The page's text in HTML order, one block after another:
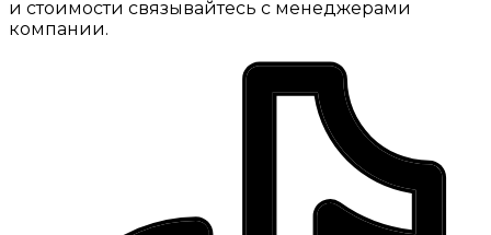
и стоимости связывайтесь с менеджерами
компании.